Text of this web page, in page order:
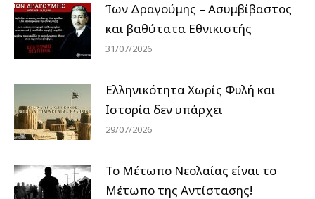
Ίων Δραγούμης – Ασυμβίβαστος
και βαθύτατα Εθνικιστής
31/07/2026
Ελληνικότητα Χωρίς Φυλή και
Ιστορία δεν υπάρχει
29/07/2026
Το Μέτωπο Νεολαίας είναι το
Μέτωπο της Αντίστασης!